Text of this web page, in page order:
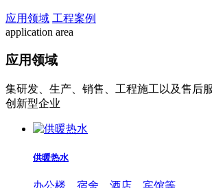
应用领域 工程案例
application area
应用领域
集研发、生产、销售、工程施工以及售后
创新型企业
供暖热水
办公楼、宿舍、酒店、宾馆等